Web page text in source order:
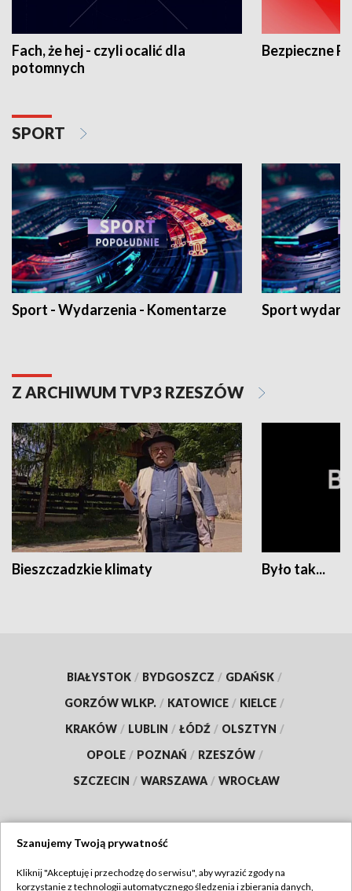
Fach, że hej - czyli ocalić dla
potomnych
Bezpieczne
SPORT
Sport - Wydarzenia - Komentarze Sport
Z ARCHIWUM TVP3 RZESZÓW
Bieszczadzkie klimaty Było tak...
BIAŁYSTOK / BYDGOSZCZ / GDAŃSK /
GORZÓW WLKP. / KATOWICE / KIELCE /
KRAKÓW / LUBLIN / ŁÓDŹ / OLSZTYN /
OPOLE / POZNAŃ / RZESZÓW /
SZCZECIN / WARSZAWA / WROCŁAW
Szanujemy Twoją prywatność
Kliknij "Akceptuję i przechodzę do serwisu", aby wyrazić zgody na
korzystanie z technologii automatycznego śledzenia i zbierania danych,